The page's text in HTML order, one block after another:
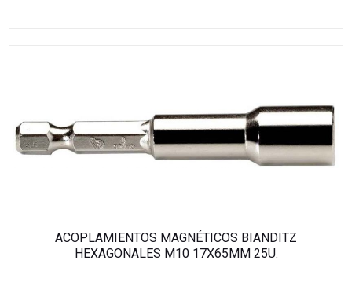
ACOPLAMIENTOS MAGNÉTICOS BIANDITZ
HEXAGONALES M10 17X65MM 25U.